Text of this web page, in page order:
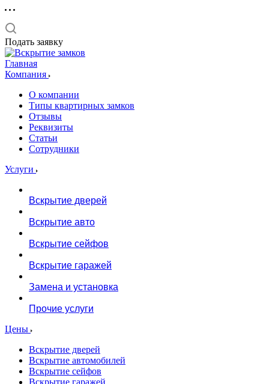
Подать заявку
Главная
Компания
О компании
Типы квартирных замков
Отзывы
Реквизиты
Статьи
Сотрудники
Услуги
Вскрытие дверей
Вскрытие авто
Вскрытие сейфов
Вскрытие гаражей
Замена и установка
Прочие услуги
Цены
Вскрытие дверей
Вскрытие автомобилей
Вскрытие сейфов
Вскрытие гаражей